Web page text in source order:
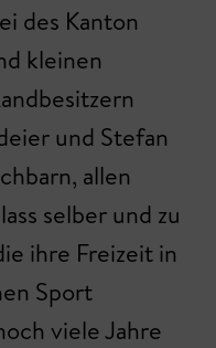
des Kanton
kleinen
und Stefan
allen
selber und zu
ihre Freizeit in
Sport
viele Jahre